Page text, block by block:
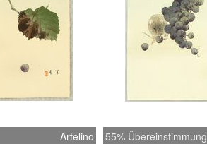
Artelino 55% Übereinstimmung